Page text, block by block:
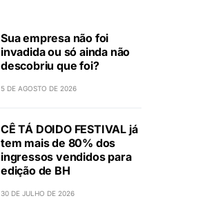
Sua empresa não foi
invadida ou só ainda não
descobriu que foi?
5 DE AGOSTO DE 2026
CÊ TÁ DOIDO FESTIVAL já
tem mais de 80% dos
ingressos vendidos para
edição de BH
30 DE JULHO DE 2026